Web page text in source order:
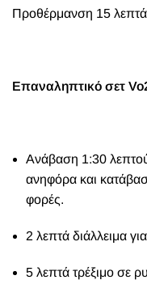
Προθέρμανση 15 λεπτά
Επαναληπτικό σετ
Aνάβαση 1:30
ανηφόρα και
φορές.
2 λεπτά διάλλειμα
5 λεπτά τρέξιμο σε